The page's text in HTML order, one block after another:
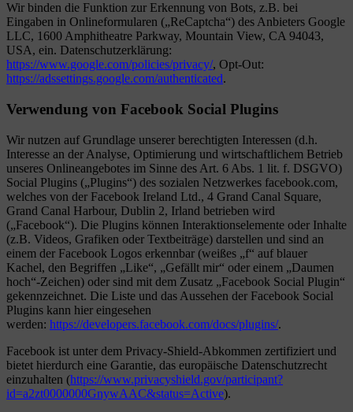
Wir binden die Funktion zur Erkennung von Bots, z.B. bei
Eingaben in Onlineformularen („ReCaptcha“) des Anbieters Google
LLC, 1600 Amphitheatre Parkway, Mountain View, CA 94043,
USA, ein. Datenschutzerklärung:
https://www.google.com/policies/privacy/, Opt-Out:
https://adssettings.google.com/authenticated.
Verwendung von Facebook Social Plugins
Wir nutzen auf Grundlage unserer berechtigten Interessen (d.h.
Interesse an der Analyse, Optimierung und wirtschaftlichem Betrieb
unseres Onlineangebotes im Sinne des Art. 6 Abs. 1 lit. f. DSGVO)
Social Plugins („Plugins“) des sozialen Netzwerkes facebook.com,
welches von der Facebook Ireland Ltd., 4 Grand Canal Square,
Grand Canal Harbour, Dublin 2, Irland betrieben wird
(„Facebook“). Die Plugins können Interaktionselemente oder Inhalte
(z.B. Videos, Grafiken oder Textbeiträge) darstellen und sind an
einem der Facebook Logos erkennbar (weißes „f“ auf blauer
Kachel, den Begriffen „Like“, „Gefällt mir“ oder einem „Daumen
hoch“-Zeichen) oder sind mit dem Zusatz „Facebook Social Plugin“
gekennzeichnet. Die Liste und das Aussehen der Facebook Social
Plugins kann hier eingesehen
werden: https://developers.facebook.com/docs/plugins/.
Facebook ist unter dem Privacy-Shield-Abkommen zertifiziert und
bietet hierdurch eine Garantie, das europäische Datenschutzrecht
einzuhalten (https://www.privacyshield.gov/participant?
id=a2zt0000000GnywAAC&status=Active).